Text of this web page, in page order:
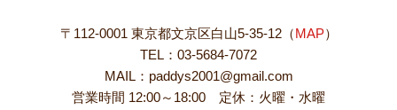
〒112-0001 東京都文京区白山5-35-12（ MAP）
TEL：03-5684-7072
MAIL：paddys2001@gmail.com
営業時間 12:00～18:00 定休：火曜・水曜